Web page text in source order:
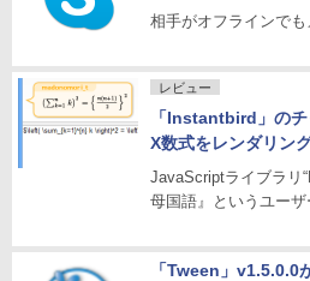
相手がオフラインで
レビュー
「Instantbird」の
X数式をレンダリン
JavaScriptライブラリ
母国語』というユーザ
「Tween」v1.5.0.0